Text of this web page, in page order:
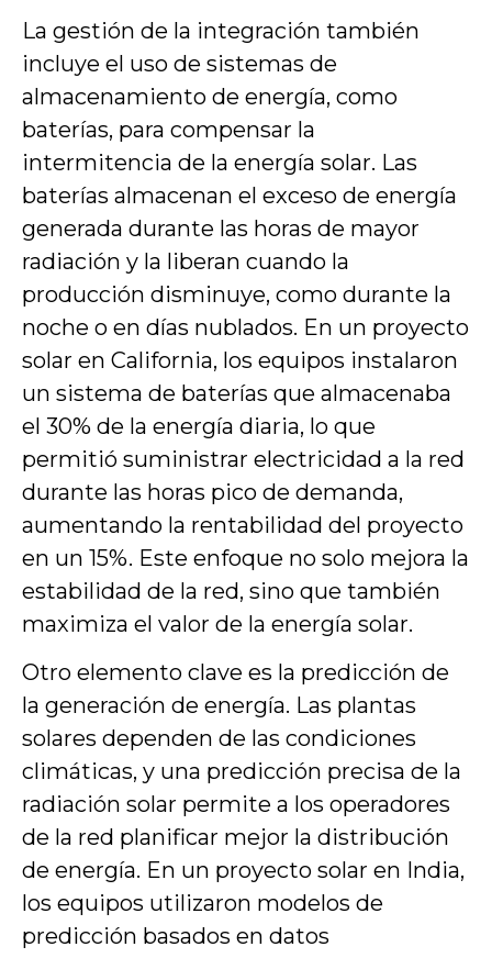
La gestión de la integración también
incluye el uso de sistemas de
almacenamiento de energía, como
baterías, para compensar la
intermitencia de la energía solar. Las
baterías almacenan el exceso de energía
generada durante las horas de mayor
radiación y la liberan cuando la
producción disminuye, como durante la
noche o en días nublados. En un proyecto
solar en California, los equipos instalaron
un sistema de baterías que almacenaba
el 30% de la energía diaria, lo que
permitió suministrar electricidad a la red
durante las horas pico de demanda,
aumentando la rentabilidad del proyecto
en un 15%. Este enfoque no solo mejora la
estabilidad de la red, sino que también
maximiza el valor de la energía solar.
Otro elemento clave es la predicción de
la generación de energía. Las plantas
solares dependen de las condiciones
climáticas, y una predicción precisa de la
radiación solar permite a los operadores
de la red planificar mejor la distribución
de energía. En un proyecto solar en India,
los equipos utilizaron modelos de
predicción basados en datos